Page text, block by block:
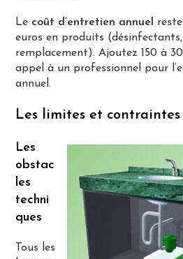
Le coût d’entretien annuel
euros en produits
remplacement). Ajoutez 150 à
appel à un professionnel pour
annuel.
Les limites et
Les
obstac
les
techni
ques
Tous les